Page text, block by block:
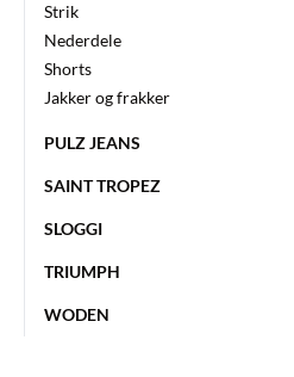
Strik
Nederdele
Shorts
Jakker og frakker
PULZ JEANS
SAINT TROPEZ
SLOGGI
TRIUMPH
WODEN